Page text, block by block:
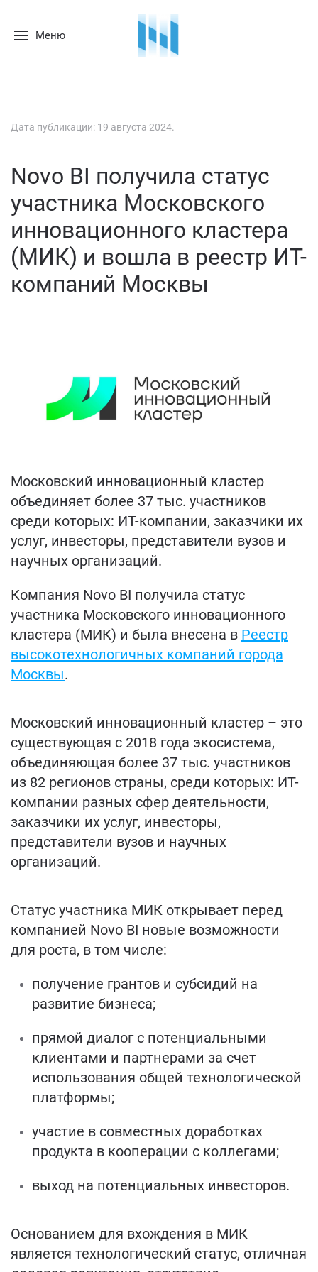
Меню
Дата публикации: 19 августа 2024.
Novo BI получила статус
участника Московского
инновационного кластера
(МИК) и вошла в реестр ИТ-
компаний Москвы
Московский инновационный кластер
объединяет более 37 тыс. участников
среди которых: ИТ-компании, заказчики их
услуг, инвесторы, представители вузов и
научных организаций.
Компания Novo BI получила статус
участника Московского инновационного
кластера (МИК) и была внесена в Реестр
высокотехнологичных компаний города
Москвы.
Московский инновационный кластер – это
существующая с 2018 года экосистема,
объединяющая более 37 тыс. участников
из 82 регионов страны, среди которых: ИТ-
компании разных сфер деятельности,
заказчики их услуг, инвесторы,
представители вузов и научных
организаций.
Статус участника МИК открывает перед
компанией Novo BI новые возможности
для роста, в том числе:
получение грантов и субсидий на
развитие бизнеса;
прямой диалог с потенциальными
клиентами и партнерами за счет
использования общей технологической
платформы;
участие в совместных доработках
продукта в кооперации с коллегами;
выход на потенциальных инвесторов.
Основанием для вхождения в МИК
является технологический статус, отличная